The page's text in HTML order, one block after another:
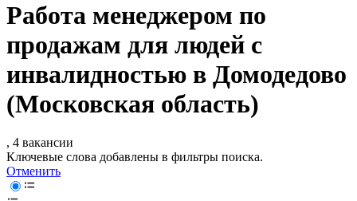
Работа менеджером по
продажам для людей с
инвалидностью в Домодедово
(Московская область)
, 4 вакансии
Ключевые слова добавлены в фильтры поиска.
Отменить